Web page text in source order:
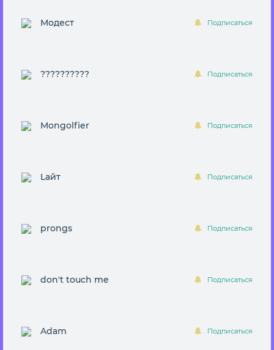
Модест Подписаться
?????????? Подписаться
Mongolfier Подписаться
Lайт Подписаться
prongs Подписаться
don't touch me Подписаться
Adаm Подписаться